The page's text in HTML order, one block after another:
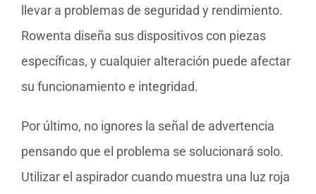
llevar a problemas de seguridad y rendimiento.
Rowenta diseña sus dispositivos con piezas
específicas, y cualquier alteración puede afectar
su funcionamiento e integridad.
Por último, no ignores la señal de advertencia
pensando que el problema se solucionará solo.
Utilizar el aspirador cuando muestra una luz roja